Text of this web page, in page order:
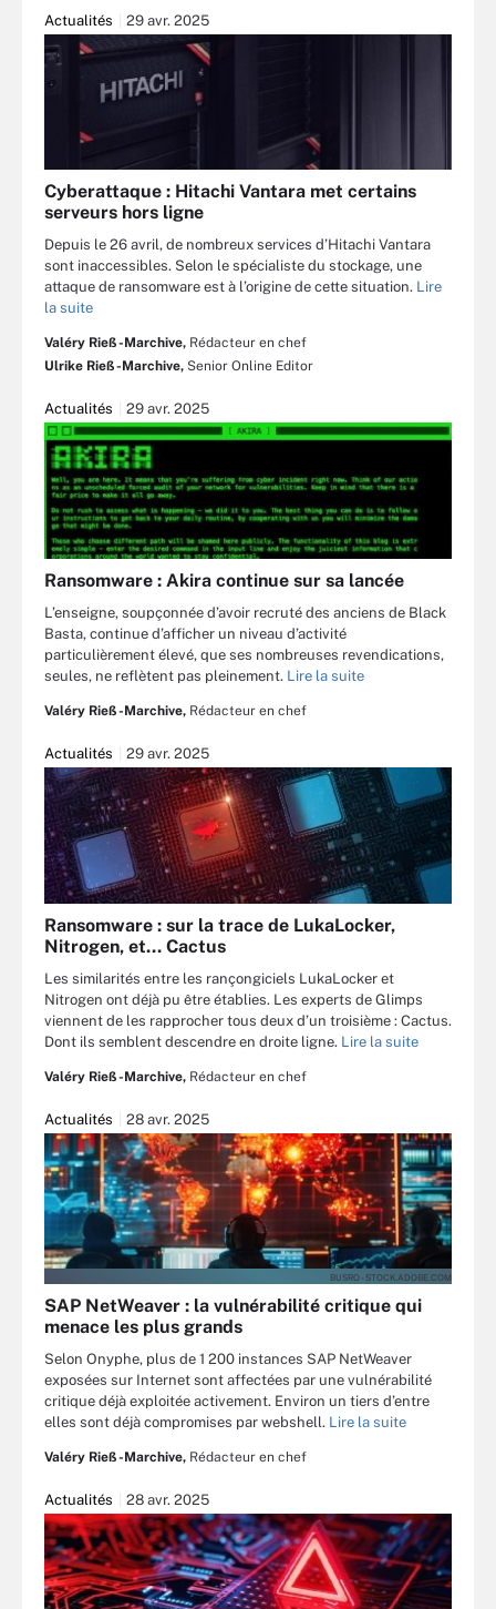
Actualités 29 avr. 2025
Cyberattaque : Hitachi Vantara met certains
serveurs hors ligne
Depuis le 26 avril, de nombreux services d’Hitachi Vantara
sont inaccessibles. Selon le spécialiste du stockage, une
attaque de ransomware est à l’origine de cette situation. Lire
la suite
Valéry Rieß-Marchive, Rédacteur en chef
Ulrike Rieß-Marchive, Senior Online Editor
Actualités 29 avr. 2025
Ransomware : Akira continue sur sa lancée
L’enseigne, soupçonnée d’avoir recruté des anciens de Black
Basta, continue d’afficher un niveau d’activité
particulièrement élevé, que ses nombreuses revendications,
seules, ne reflètent pas pleinement. Lire la suite
Valéry Rieß-Marchive, Rédacteur en chef
Actualités 29 avr. 2025
Ransomware : sur la trace de LukaLocker,
Nitrogen, et… Cactus
Les similarités entre les rançongiciels LukaLocker et
Nitrogen ont déjà pu être établies. Les experts de Glimps
viennent de les rapprocher tous deux d’un troisième : Cactus.
Dont ils semblent descendre en droite ligne. Lire la suite
Valéry Rieß-Marchive, Rédacteur en chef
Actualités 28 avr. 2025
BUSRO - STOCK.ADOBE.COM
SAP NetWeaver : la vulnérabilité critique qui
menace les plus grands
Selon Onyphe, plus de 1 200 instances SAP NetWeaver
exposées sur Internet sont affectées par une vulnérabilité
critique déjà exploitée activement. Environ un tiers d’entre
elles sont déjà compromises par webshell. Lire la suite
Valéry Rieß-Marchive, Rédacteur en chef
Actualités 28 avr. 2025